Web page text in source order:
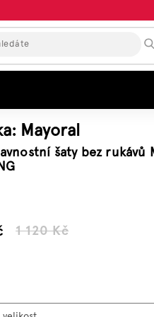
šaty bez rukávů
Mayoral
1 120 Kč
Měrná